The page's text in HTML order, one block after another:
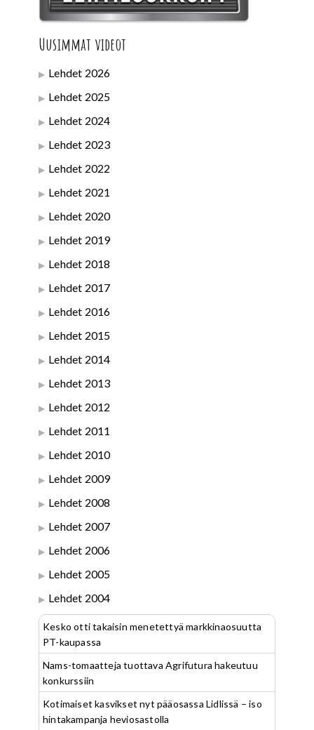
Uusimmat videot
Lehdet 2026
Lehdet 2025
Lehdet 2024
Lehdet 2023
Lehdet 2022
Lehdet 2021
Lehdet 2020
Lehdet 2019
Lehdet 2018
Lehdet 2017
Lehdet 2016
Lehdet 2015
Lehdet 2014
Lehdet 2013
Lehdet 2012
Lehdet 2011
Lehdet 2010
Lehdet 2009
Lehdet 2008
Lehdet 2007
Lehdet 2006
Lehdet 2005
Lehdet 2004
Kesko otti takaisin menetettyä markkinaosuutta
PT-kaupassa
Nams-tomaatteja tuottava Agrifutura hakeutuu
konkurssiin
Kotimaiset kasvikset nyt pääosassa Lidlissä – iso
hintakampanja heviosastolla